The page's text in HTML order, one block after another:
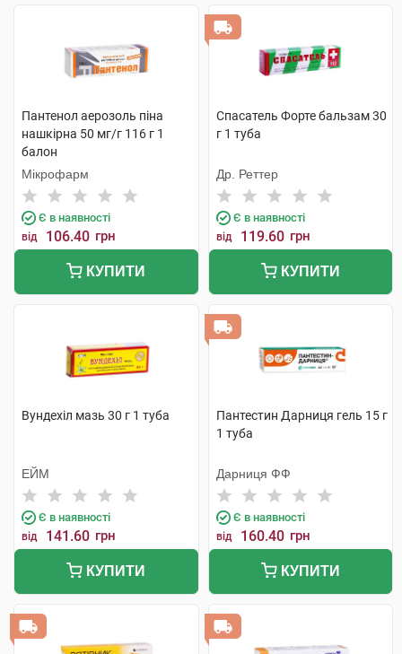
Пантенол аерозоль піна
нашкірна 50 мг/г 116 г 1
балон
Мікрофарм
Є в наявності
від 106.40 грн
КУПИТИ
Спасатель Форте бальзам 30
г 1 туба
Др. Реттер
Є в наявності
від 119.60 грн
КУПИТИ
Вундехіл мазь 30 г 1 туба
ЕЙМ
Є в наявності
від 141.60 грн
КУПИТИ
Пантестин Дарниця гель 15 г
1 туба
Дарниця ФФ
Є в наявності
від 160.40 грн
КУПИТИ